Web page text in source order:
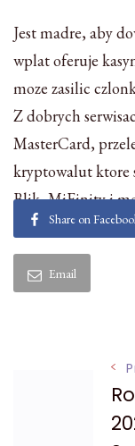
Jest madre, aby
wplat oferuje
moze zasilic
Z dobrych
MasterCard,
kryptowalut ktore
Blik, MiFinity i
Share on
Email